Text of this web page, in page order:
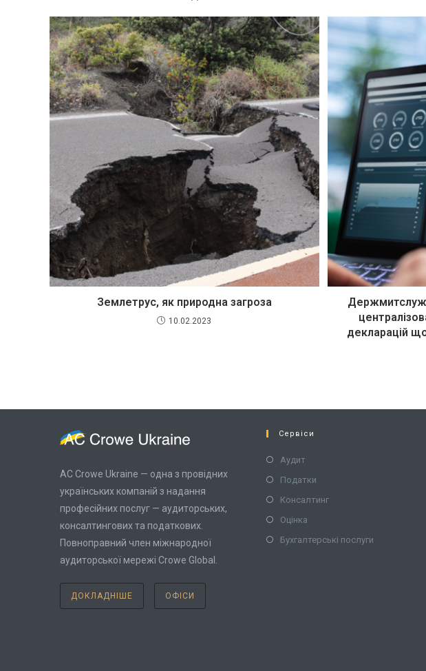
Землетрус, як природна загроза
10.02.2023
декларацій
AC Crowe Ukraine — одна з провідних
українських компаній з надання
професійних послуг — аудиторських,
консалтингових та податкових.
Повноправний член міжнародної
аудиторської мережі Crowe Global.
ДОКЛАДНІШЕ ОФІСИ
Сервіси
Аудит
Податки
Консалтинг
Оцінка
Бухгалтерські послуги